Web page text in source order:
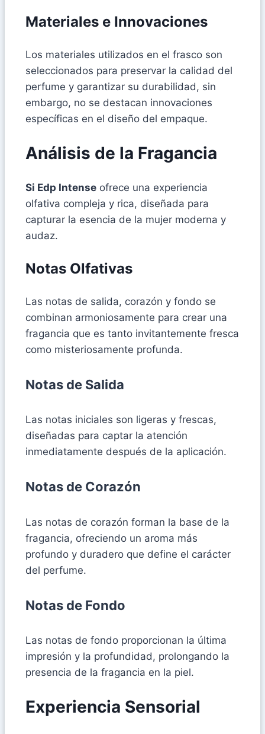
Materiales e Innovaciones
Los materiales utilizados en el frasco son
seleccionados para preservar la calidad del
perfume y garantizar su durabilidad, sin
embargo, no se destacan innovaciones
específicas en el diseño del empaque.
Análisis de la Fragancia
Si Edp Intense ofrece una experiencia
olfativa compleja y rica, diseñada para
capturar la esencia de la mujer moderna y
audaz.
Notas Olfativas
Las notas de salida, corazón y fondo se
combinan armoniosamente para crear una
fragancia que es tanto invitantemente fresca
como misteriosamente profunda.
Notas de Salida
Las notas iniciales son ligeras y frescas,
diseñadas para captar la atención
inmediatamente después de la aplicación.
Notas de Corazón
Las notas de corazón forman la base de la
fragancia, ofreciendo un aroma más
profundo y duradero que define el carácter
del perfume.
Notas de Fondo
Las notas de fondo proporcionan la última
impresión y la profundidad, prolongando la
presencia de la fragancia en la piel.
Experiencia Sensorial